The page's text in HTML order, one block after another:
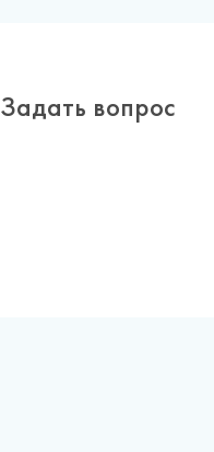
Задать вопрос